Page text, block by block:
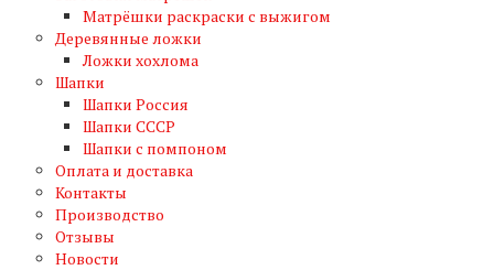
Матрёшки раскраски с выжигом
Деревянные ложки
Ложки хохлома
Шапки
Шапки Россия
Шапки СССР
Шапки с помпоном
Оплата и доставка
Контакты
Производство
Отзывы
Новости